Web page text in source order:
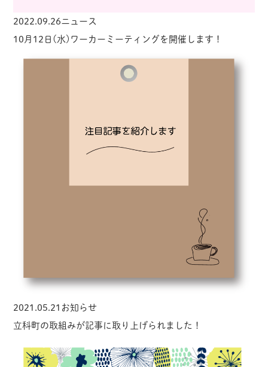
2022.09.26ニュース
10月12日(水)ワーカーミーティングを開催します！
2021.05.21 お知らせ
立科町の取組みが記事に取り上げられました！